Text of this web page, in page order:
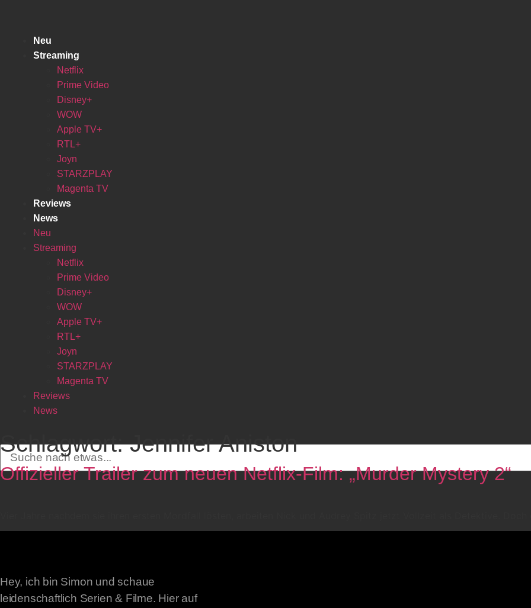
springenNeu
Streaming
Netflix
Prime Video
Disney+
WOW
Apple TV+
RTL+
Joyn
STARZPLAY
Magenta TV
Reviews
News
Neu
Streaming
Netflix
Prime Video
Disney+
WOW
Apple TV+
RTL+
Joyn
STARZPLAY
Magenta TV
Reviews
News
Schlagwort:Jennifer Aniston
Offizieller Trailer zum neuen Netflix-Film: „Murder Mystery 2“
Hey, ich bin Simon und schaue
leidenschaftlich Serien & Filme. Hier auf